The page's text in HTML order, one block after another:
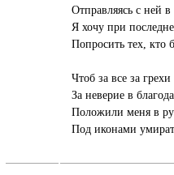
Отправляясь с ней в
Я хочу при
Попросить тех, кто
Чтоб за все за
За неверие в
Положили меня в
Под иконами